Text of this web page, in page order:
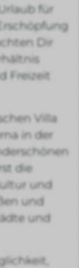
für
Dir
Freizeit
Villa
in der
die
und
und
und